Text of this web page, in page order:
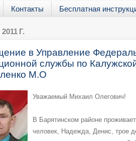
Контакты Бесплатная
Г.
в Управление
службы по
М.О
Уважаемый Михаил Олегович!
В Барятинском районе
человек, Надежда, Денис, трое